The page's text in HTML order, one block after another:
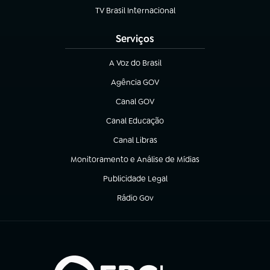
TV Brasil Internacional
(abre em nova aba)
Serviços
A Voz do Brasil
(abre em nova aba)
Agência GOV
(abre em nova aba)
Canal GOV
(abre em nova aba)
Canal Educação
(abre em nova aba)
Canal Libras
(abre em nova aba)
Monitoramento e Análise de Mídias
(abre em nova aba)
Publicidade Legal
(abre em nova aba)
Rádio Gov
(abre em nova aba)